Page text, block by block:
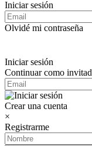
Iniciar sesión
Olvidé mi contraseña
Iniciar sesión
Continuar como
Crear una cuenta
×
Registrarme